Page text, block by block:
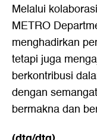
Melalui
METRO
menghadirkan
tetapi juga
berkontribusi
dengan
bermakna dan